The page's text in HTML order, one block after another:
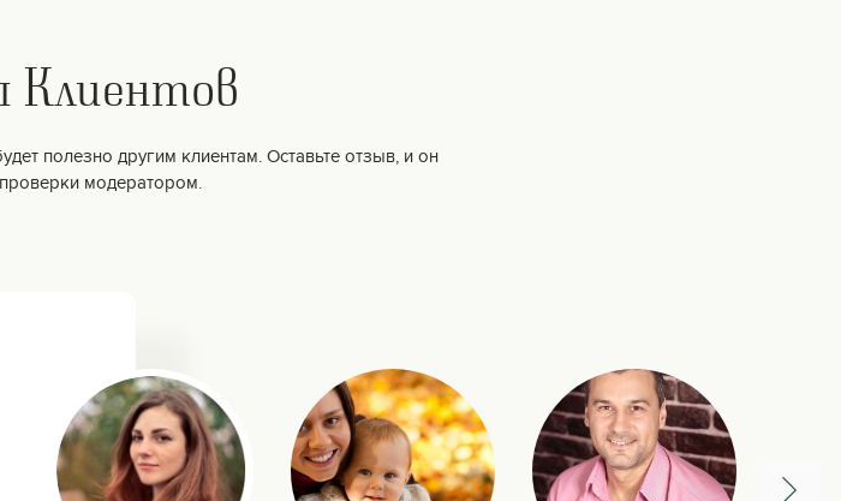
полезно другим клиентам. Оставьте отзыв, и он
модератором.